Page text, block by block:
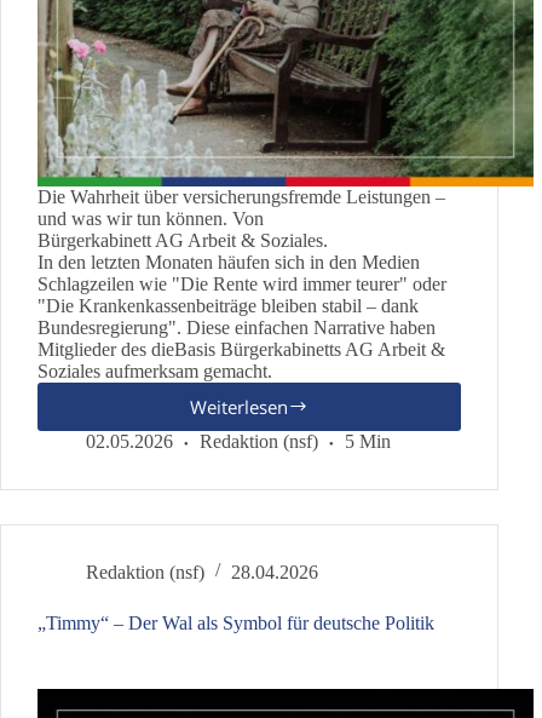
Die Wahrheit über versicherungsfremde Leistungen –
und was wir tun können. Von
Bürgerkabinett AG Arbeit & Soziales.
In den letzten Monaten häufen sich in den Medien
Schlagzeilen wie "Die Rente wird immer teurer" oder
"Die Krankenkassenbeiträge bleiben stabil – dank
Bundesregierung". Diese einfachen Narrative haben
Mitglieder des dieBasis Bürgerkabinetts AG Arbeit &
Soziales aufmerksam gemacht.
Weiterlesen
Teure
Rente,
Krankenversicherung
das?
02.05.2026 Redaktion (nsf) 5 Min
Redaktion (nsf) 28.04.2026
„Timmy“ – Der Wal als Symbol für deutsche Politik